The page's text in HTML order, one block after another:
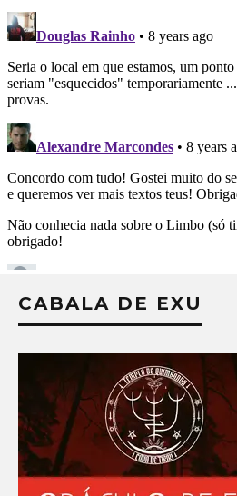
CABALA DE EXU